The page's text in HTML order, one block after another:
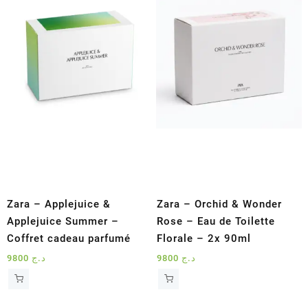
Zara – Applejuice &
Applejuice Summer –
Coffret cadeau parfumé
د.ج
Zara – Orchid & Wonder
Rose – Eau de Toilette
Florale – 2x 90ml
د.ج